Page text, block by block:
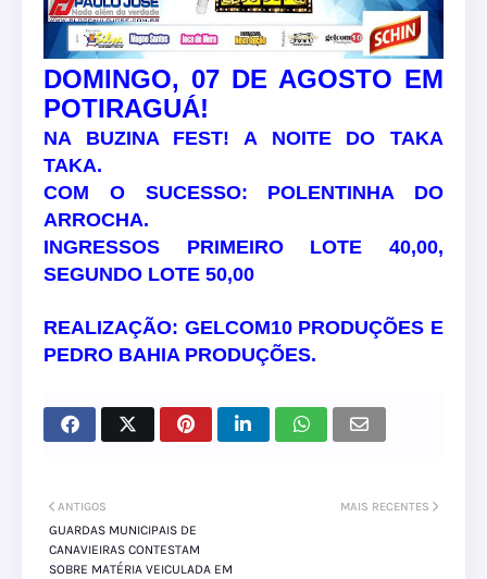
DOMINGO, 07 DE AGOSTO EM
POTIRAGUÁ!
NA BUZINA FEST! A NOITE DO TAKA
TAKA.
COM O SUCESSO: POLENTINHA DO
ARROCHA.
INGRESSOS PRIMEIRO LOTE 40,00,
SEGUNDO LOTE 50,00
REALIZAÇÃO: GELCOM10 PRODUÇÕES E
PEDRO BAHIA PRODUÇÕES.
MAIS RECENTES
ANTIGOS
GUARDAS MUNICIPAIS DE
CANAVIEIRAS CONTESTAM
SOBRE MATÉRIA VEICULADA EM